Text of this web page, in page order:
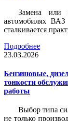
Замена или
автомобилях
сталкивается
Подробнее
23.03.2026
Бензиновые,
тонкости
работы
Выбор типа
не только